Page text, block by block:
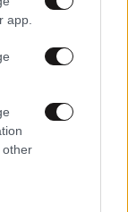
app.
other